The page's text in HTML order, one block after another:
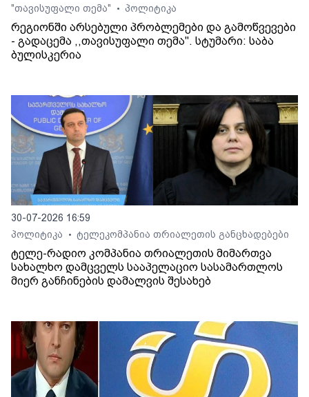
"თავისუფალი თემა"
• პოლიტიკა
რეგიონში არსებული პრობლემები და გამოწვევები
- გადაცემა ,,თავისუფალი თემა". სტუმარი: საბა
ბულისკერია
30-07-2026 16:59
პოლიტიკა
• ტელეკომპანია თრიალეთის განცხადებები
ტელე-რადიო კომპანია თრიალეთის მიმართვა
სახალხო დამცველს სააპელაციო სასამართლოს
მიერ განჩინების დამალვის შესახებ